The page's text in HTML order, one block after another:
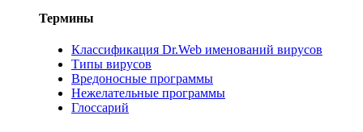
Термины
Классификация Dr.Web именований вирусов
Типы вирусов
Вредоносные программы
Нежелательные программы
Глоссарий